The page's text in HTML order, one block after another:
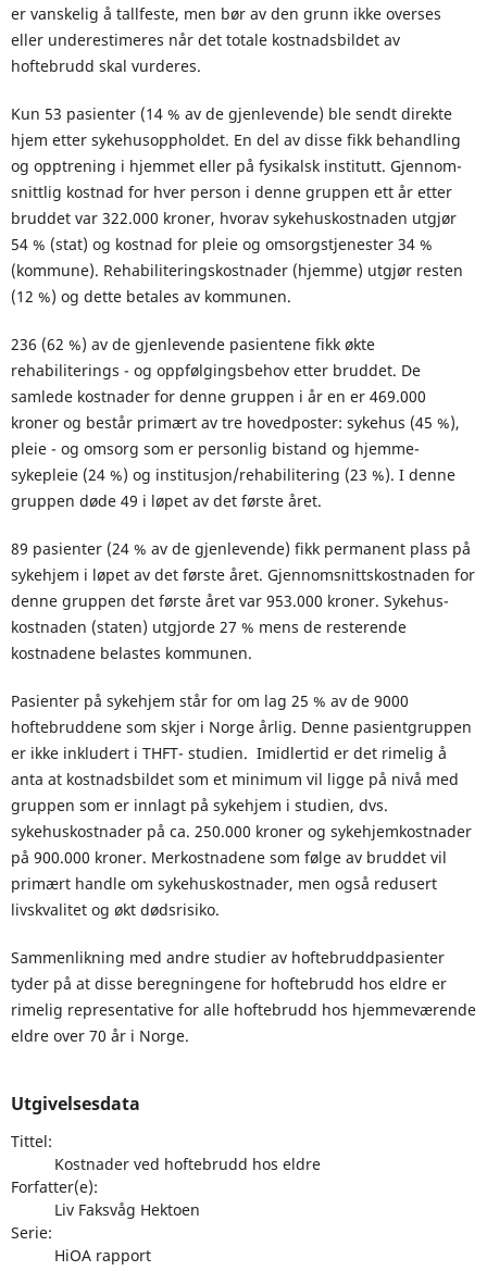
er vanskelig å tallfeste, men bør av den grunn ikke overses
eller underestimeres når det totale kostnadsbildet av
hoftebrudd skal vurderes.
Kun 53 pasienter (14 % av de gjenlevende) ble sendt direkte
hjem etter sykehusoppholdet. En del av disse fikk behandling
og opptrening i hjemmet eller på fysikalsk institutt. Gjennom-
snittlig kostnad for hver person i denne gruppen ett år etter
bruddet var 322.000 kroner, hvorav sykehuskostnaden utgjør
54 % (stat) og kostnad for pleie og omsorgstjenester 34 %
(kommune). Rehabiliteringskostnader (hjemme) utgjør resten
(12 %) og dette betales av kommunen.
236 (62 %) av de gjenlevende pasientene fikk økte
rehabiliterings - og oppfølgingsbehov etter bruddet. De
samlede kostnader for denne gruppen i år en er 469.000
kroner og består primært av tre hovedposter: sykehus (45 %),
pleie - og omsorg som er personlig bistand og hjemme-
sykepleie (24 %) og institusjon/rehabilitering (23 %). I denne
gruppen døde 49 i løpet av det første året.
89 pasienter (24 % av de gjenlevende) fikk permanent plass på
sykehjem i løpet av det første året. Gjennomsnittskostnaden for
denne gruppen det første året var 953.000 kroner. Sykehus-
kostnaden (staten) utgjorde 27 % mens de resterende
kostnadene belastes kommunen.
Pasienter på sykehjem står for om lag 25 % av de 9000
hoftebruddene som skjer i Norge årlig. Denne pasientgruppen
er ikke inkludert i THFT- studien. Imidlertid er det rimelig å
anta at kostnadsbildet som et minimum vil ligge på nivå med
gruppen som er innlagt på sykehjem i studien, dvs.
sykehuskostnader på ca. 250.000 kroner og sykehjemkostnader
på 900.000 kroner. Merkostnadene som følge av bruddet vil
primært handle om sykehuskostnader, men også redusert
livskvalitet og økt dødsrisiko.
Sammenlikning med andre studier av hoftebruddpasienter
tyder på at disse beregningene for hoftebrudd hos eldre er
rimelig representative for alle hoftebrudd hos hjemmeværende
eldre over 70 år i Norge.
Utgivelsesdata
Tittel:
Kostnader ved hoftebrudd hos eldre
Forfatter(e):
Liv Faksvåg Hektoen
Serie:
HiOA rapport